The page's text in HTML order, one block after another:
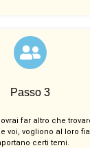
Passo 3
far altro che
voi, vogliono al loro
certi temi.